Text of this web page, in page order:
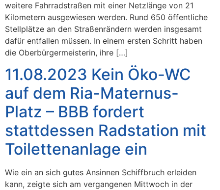
weitere Fahrradstraßen mit einer Netzlänge von 21
Kilometern ausgewiesen werden. Rund 650 öffentliche
Stellplätze an den Straßenrändern werden insgesamt
dafür entfallen müssen. In einem ersten Schritt haben
die Oberbürgermeisterin, ihre […]
11.08.2023 Kein Öko-WC
auf dem Ria-Maternus-
Platz – BBB fordert
stattdessen Radstation mit
Toilettenanlage ein
Wie ein an sich gutes Ansinnen Schiffbruch erleiden
kann, zeigte sich am vergangenen Mittwoch in der